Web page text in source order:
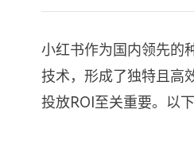
小红书作为国内领先的
技术，形成了独特且高
投放ROI至关重要。以